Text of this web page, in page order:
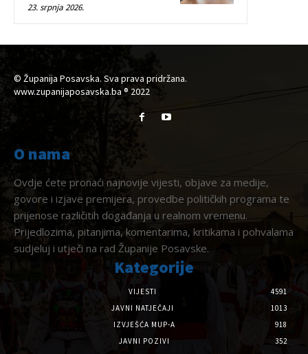
23. srpnja 2026.
© Županija Posavska. Sva prava pridržana.
www.zupanijaposavska.ba ® 2022
O nama
Ovdje ćete pronaći najnovije vijesti, objave za medije,
govore i izjave premijera, provedbe političkih programa te
prijenose različitih događanja u realnom vremenu.
Prijedlozima, pitanjima, komentarima, kritikama i pohvalama
sudjeluj i utječi na rad Županije Posavske.
Kategorije
VIJESTI
4591
JAVNI NATJEČAJI
1013
IZVJEŠĆA MUP-A
918
JAVNI POZIVI
352